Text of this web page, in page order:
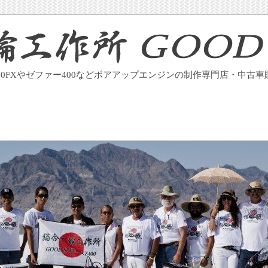
やゼファー400などボアアップエンジンの制作専門店・中古車